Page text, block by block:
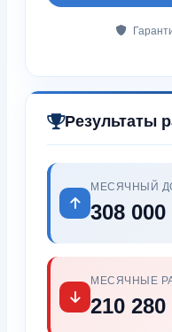
Результаты
МЕСЯЧНЫЙ
308 000
МЕСЯЧНЫЕ
210 280